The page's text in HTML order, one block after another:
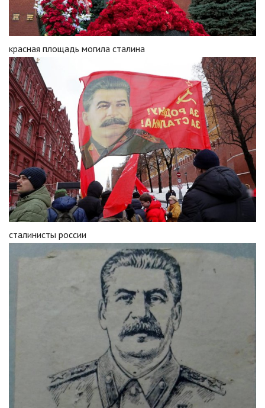
красная площадь могила сталина
сталинисты россии